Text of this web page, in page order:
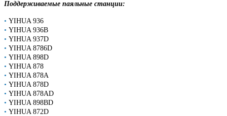
Поддерживаемые паяльные станции:
• YIHUA 936
• YIHUA 936B
• YIHUA 937D
• YIHUA 8786D
• YIHUA 898D
• YIHUA 878
• YIHUA 878A
• YIHUA 878D
• YIHUA 878AD
• YIHUA 898BD
• YIHUA 872D